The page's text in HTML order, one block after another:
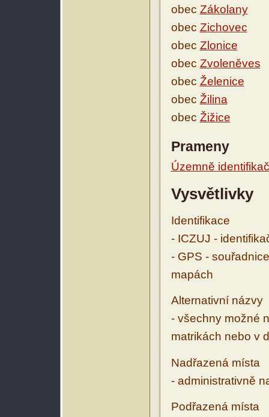
obec Zákolany
obec Zichovec
obec Zlonice
obec Zvoleněves
obec Želenice
obec Žilina
obec Žižice
Prameny
Územně
Vysvětlivky
Identifikace
- ICZUJ -
- GPS -
mapách
Alternativní názvy
- všechny možné
matrikách nebo v
Nadřazená místa
- administrativně
Podřazená místa